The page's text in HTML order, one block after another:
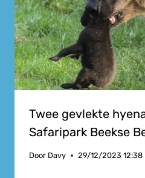
Twee gevlekte
Safaripark Beekse
Door Davy 29/12/2023 12:38